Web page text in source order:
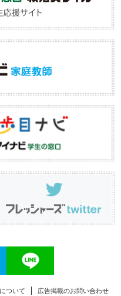
ついて 広告掲載のお問い合わせ